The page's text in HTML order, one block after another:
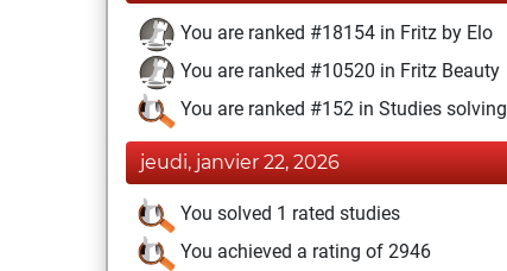
You are ranked #18154 in Fritz by Elo
You are ranked #10520 in Fritz Beauty
You are ranked #152 in Studies solving
jeudi, janvier 22, 2026
You solved 1 rated studies
You achieved a rating of 2946